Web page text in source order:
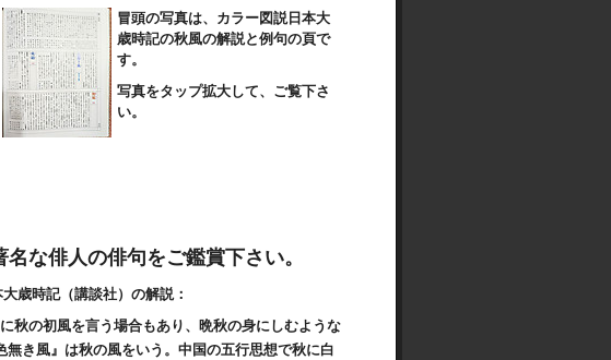
冒頭の写真は、カラー図説日本大
歳時記の秋風の解説と例句の頁で
す。
写真をタップ拡大して、ご覧下さ
い。
な俳人の俳句をご鑑賞下さい。
大歳時記（講談社）の解説：
秋の初風を言う場合もあり、晩秋の身にしむような
無き風』は秋の風をいう。中国の五行思想で秋に白